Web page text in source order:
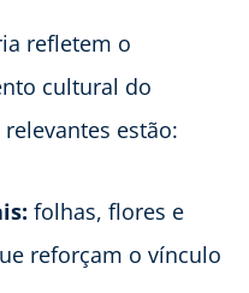
refletem o
cultural do
estão:
folhas, flores e
reforçam o vínculo